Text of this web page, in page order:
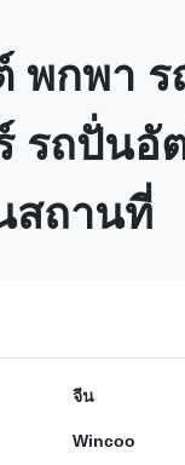
พกพา ร
รถปั่นอั
สถานที่
จีน
Wincoo